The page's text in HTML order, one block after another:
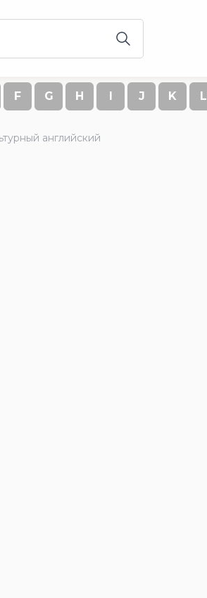
F G H I J K L
английский